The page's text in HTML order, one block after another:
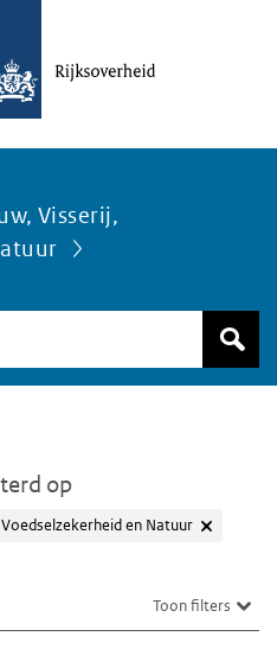
Visserij,
op
en Natuur
Toon filters